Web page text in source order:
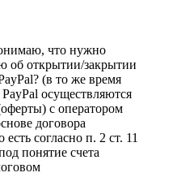
что нужно
об открытии/закрытии
(в то же время
осуществляются
с оператором
договора
есть согласно п. 2 ст. 11
понятие счета